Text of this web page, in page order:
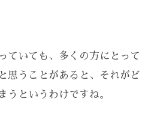
ていても、多くの方にとって
思うことがあると、それがど
うというわけですね。